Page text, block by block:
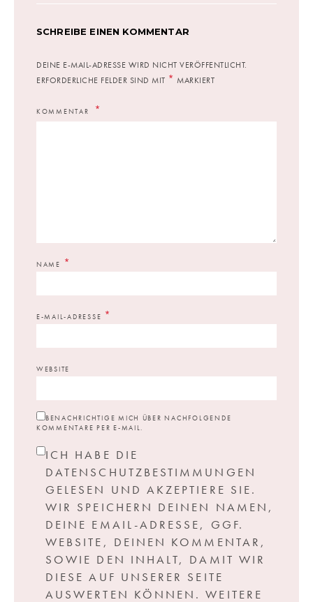
SCHREIBE EINEN KOMMENTAR
DEINE E-MAIL-ADRESSE WIRD NICHT VERÖFFENTLICHT.
ERFORDERLICHE FELDER SIND MIT * MARKIERT
KOMMENTAR
NAME *
E-MAIL-ADRESSE *
WEBSITE
BENACHRICHTIGE MICH ÜBER NACHFOLGENDE
KOMMENTARE PER E-MAIL.
ICH HABE DIE
DATENSCHUTZBESTIMMUNGEN
GELESEN UND AKZEPTIERE SIE.
WIR SPEICHERN DEINEN NAMEN,
DEINE EMAIL-ADRESSE, GGF.
WEBSITE, DEINEN KOMMENTAR,
SOWIE DEN INHALT, DAMIT WIR
DIESE AUF UNSERER SEITE
AUSWERTEN KÖNNEN. WEITERE